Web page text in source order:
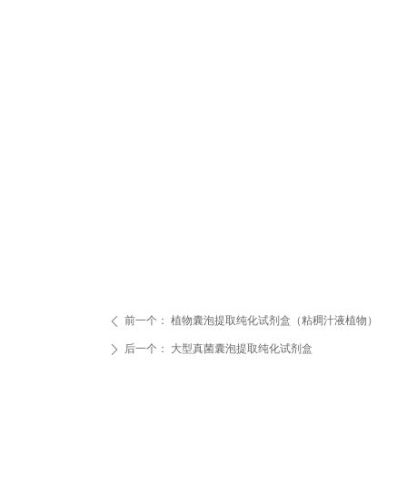
ꄴ 前一个： 植物囊泡提取纯化试剂盒（粘稠汁液植物）
ꄲ 后一个： 大型真菌囊泡提取纯化试剂盒